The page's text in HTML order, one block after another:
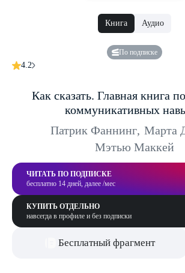
Книга Аудио
По подписке
4.2
Как сказать. Главная книга
коммуникативных
Патрик Фаннинг, Марта
Мэтью Маккей
ЧИТАТЬ ПО ПОДПИСКЕ
бесплатно 14 дней, далее /мес
КУПИТЬ ОТДЕЛЬНО
навсегда в профиле и без подписки
Бесплатный фрагмент